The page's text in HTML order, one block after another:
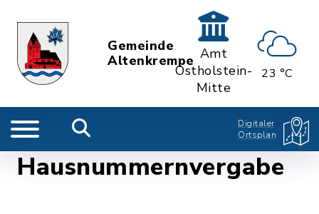
Gemeinde
Altenkrempe Amt
Ostholstein-
Mitte
23 °C
Digitaler
Ortsplan
Hausnummernvergabe